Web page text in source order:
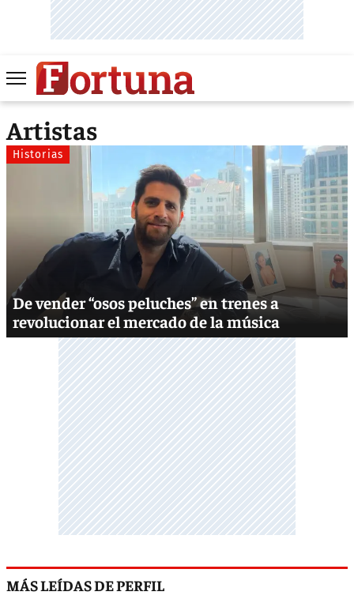
Artistas
Historias
De vender “osos peluches” en trenes a
revolucionar el mercado de la música
MÁS LEÍDAS DE PERFIL